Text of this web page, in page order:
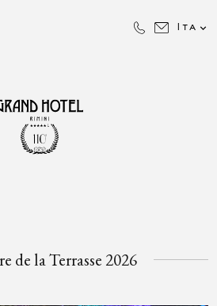
Ita 
de la Terrasse 2026